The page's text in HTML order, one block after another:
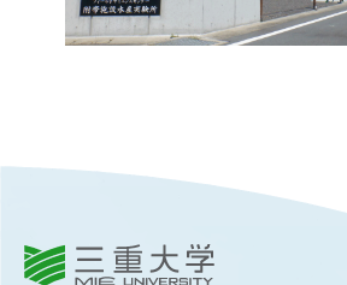
教員一覧
生物資源学研究科紀要
ANPIC
ANPIC安否情報システム